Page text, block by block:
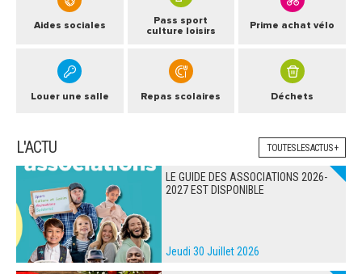
Aides sociales
Pass sport
culture loisirs
Prime achat vélo
Louer une salle Repas scolaires Déchets
L'ACTU TOUTES LES ACTUS +
LE GUIDE DES ASSOCIATIONS 2026-
2027 EST DISPONIBLE
Jeudi 30 Juillet 2026